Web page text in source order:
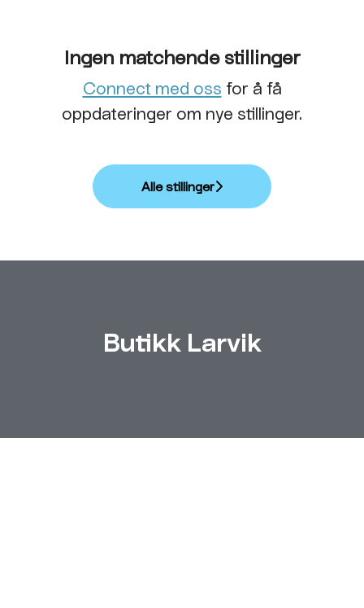
Ingen matchende stillinger
Connect med oss for å få
oppdateringer om nye stillinger.
Alle stillinger
Butikk Larvik